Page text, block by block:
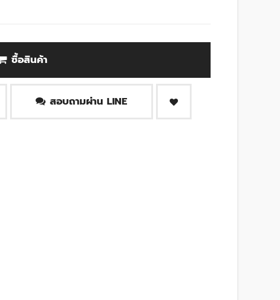
ซื้อสินค้า
สอบถามผ่าน LINE